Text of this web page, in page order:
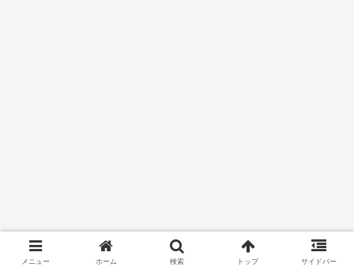
メニュー ホーム 検索 トップ サイドバー